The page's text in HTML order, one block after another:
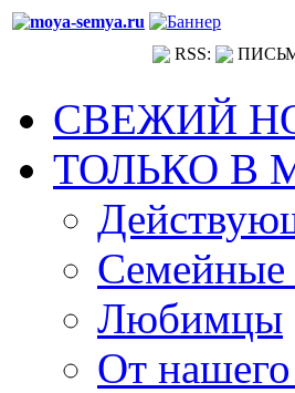
RSS:
СВЕЖИЙ
ТОЛЬКО В
Семейные
Любимцы
От нашего